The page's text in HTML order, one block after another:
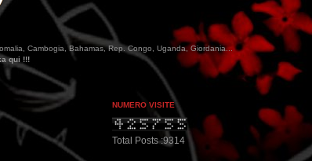
Cambogia, Bahamas, Rep. Congo, Uganda, Giordania...
NUMERO VISITE
Total Posts :9314